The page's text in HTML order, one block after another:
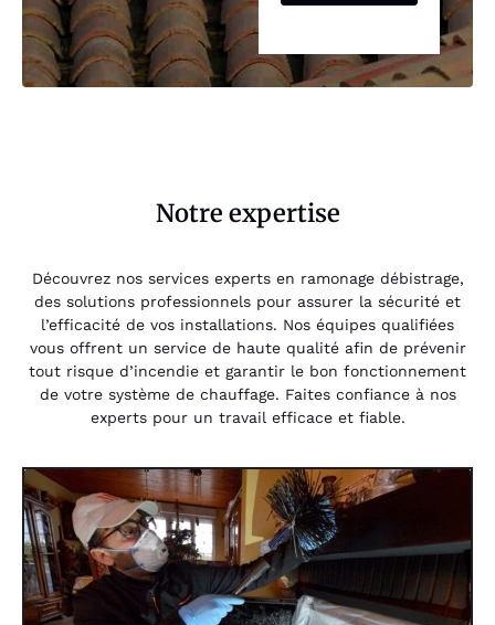
Notre expertise
Découvrez nos services experts en ramonage débistrage,
des solutions professionnels pour assurer la sécurité et
l’efficacité de vos installations. Nos équipes qualifiées
vous offrent un service de haute qualité afin de prévenir
tout risque d’incendie et garantir le bon fonctionnement
de votre système de chauffage. Faites confiance à nos
experts pour un travail efficace et fiable.